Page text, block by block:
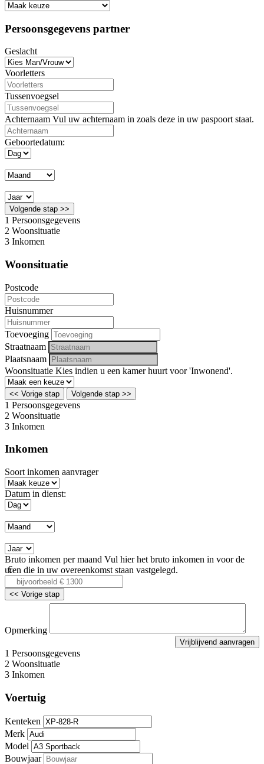
Persoonsgegevens partner
Geslacht
Voorletters
Tussenvoegsel
Achternaam Vul uw achternaam in zoals deze in uw paspoort staat.
Geboortedatum:
Volgende stap >>
1 Persoonsgegevens
2 Woonsituatie
3 Inkomen
Woonsituatie
Postcode
Huisnummer
Toevoeging
Straatnaam
Plaatsnaam
Woonsituatie Kies indien u een kamer huurt voor 'Inwonend'.
<< Vorige stap Volgende stap >>
1 Persoonsgegevens
2 Woonsituatie
3 Inkomen
Inkomen
Soort inkomen aanvrager
Datum in dienst:
Bruto inkomen per maand Vul hier het bruto inkomen in voor de
uren die in uw overeenkomst staan vastgelegd.
<< Vorige stap
Opmerking
1 Persoonsgegevens
2 Woonsituatie
3 Inkomen
Voertuig
Kenteken
Merk
Model
Bouwjaar